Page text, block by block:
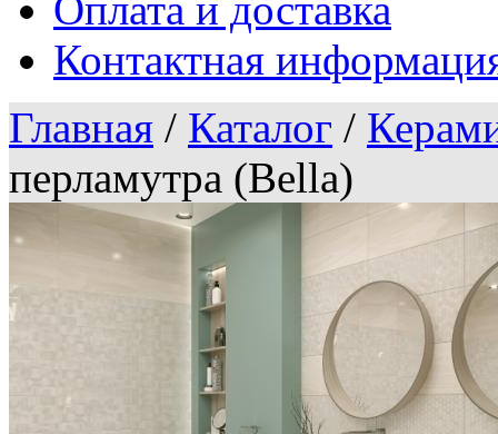
Контактная
Главная / Каталог /
перламутра (Bella)